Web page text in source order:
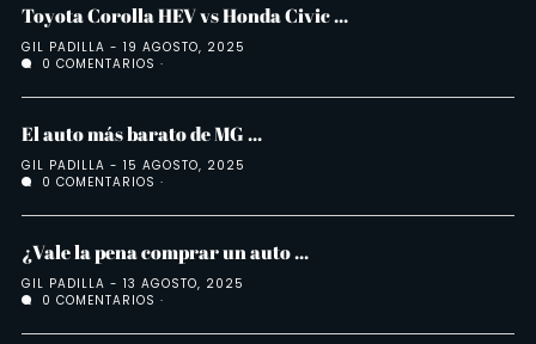
Toyota Corolla HEV vs Honda Civic ...
GIL PADILLA
19 AGOSTO, 2025
0 COMENTARIOS
El auto más barato de MG ...
GIL PADILLA
15 AGOSTO, 2025
0 COMENTARIOS
¿Vale la pena comprar un auto ...
GIL PADILLA
13 AGOSTO, 2025
0 COMENTARIOS